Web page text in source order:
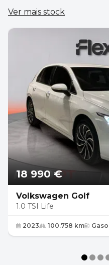
Ver mais stock
18 990 €
Volkswagen Golf
1.0 TSI Life
2023 100.758 km